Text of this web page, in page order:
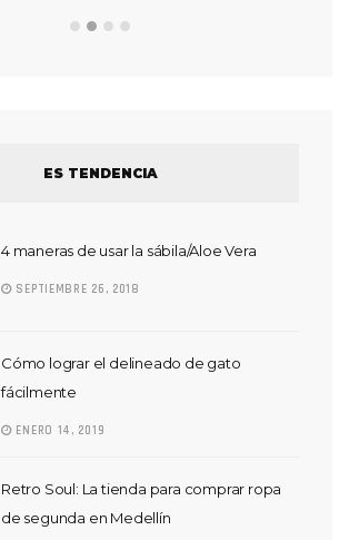
ES TENDENCIA
4 maneras de usar la sábila/Aloe Vera
SEPTIEMBRE 26, 2018
Cómo lograr el delineado de gato
fácilmente
ENERO 14, 2019
Retro Soul: La tienda para comprar ropa
de segunda en Medellín